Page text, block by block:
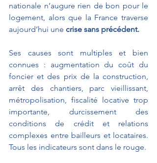
nationale n’augure rien de bon pour le
logement, alors que la France traverse
aujourd’hui une crise sans précédent.
Ses causes sont multiples et bien
connues : augmentation du coût du
foncier et des prix de la construction,
arrêt des chantiers, parc vieillissant,
métropolisation, fiscalité locative trop
importante, durcissement des
conditions de crédit et relations
complexes entre bailleurs et locataires.
Tous les indicateurs sont dans le rouge.